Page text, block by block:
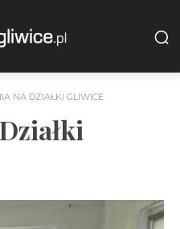
NA DZIAŁKI GLIWICE